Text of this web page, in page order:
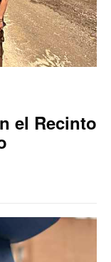
el Recinto